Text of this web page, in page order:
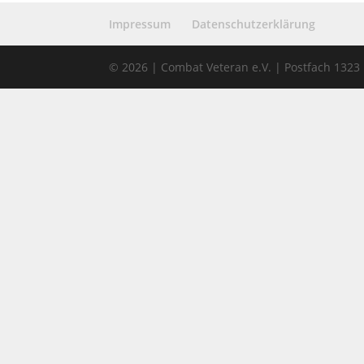
Impressum Datenschutzerklärung
© 2026 | Combat Veteran e.V. | Postfach